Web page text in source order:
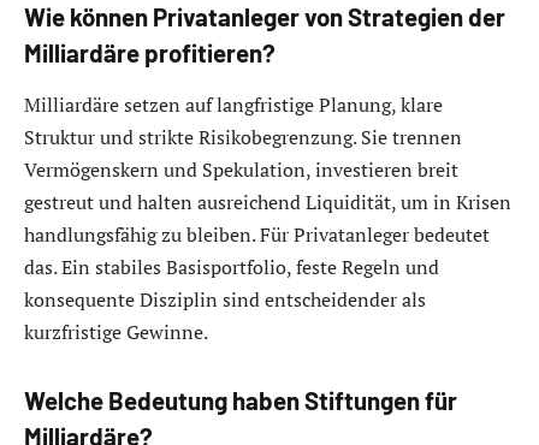
Wie können Privatanleger von Strategien der
Milliardäre profitieren?
Milliardäre setzen auf langfristige Planung, klare
Struktur und strikte Risikobegrenzung. Sie trennen
Vermögenskern und Spekulation, investieren breit
gestreut und halten ausreichend Liquidität, um in Krisen
handlungsfähig zu bleiben. Für Privatanleger bedeutet
das. Ein stabiles Basisportfolio, feste Regeln und
konsequente Disziplin sind entscheidender als
kurzfristige Gewinne.
Welche Bedeutung haben Stiftungen für
Milliardäre?